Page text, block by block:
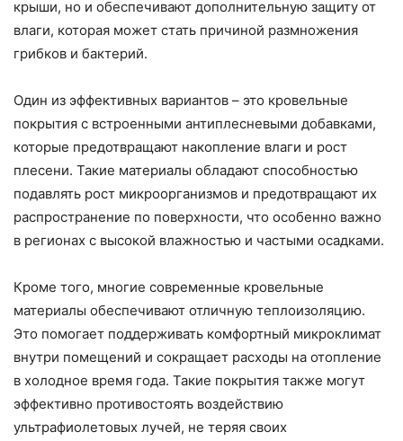
крыши, но и обеспечивают дополнительную защиту от
влаги, которая может стать причиной размножения
грибков и бактерий.
Один из эффективных вариантов – это кровельные
покрытия с встроенными антиплесневыми добавками,
которые предотвращают накопление влаги и рост
плесени. Такие материалы обладают способностью
подавлять рост микроорганизмов и предотвращают их
распространение по поверхности, что особенно важно
в регионах с высокой влажностью и частыми осадками.
Кроме того, многие современные кровельные
материалы обеспечивают отличную теплоизоляцию.
Это помогает поддерживать комфортный микроклимат
внутри помещений и сокращает расходы на отопление
в холодное время года. Такие покрытия также могут
эффективно противостоять воздействию
ультрафиолетовых лучей, не теряя своих